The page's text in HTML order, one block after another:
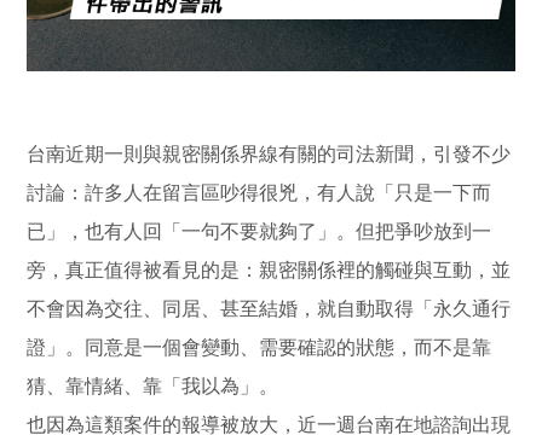
台南近期一則與親密關係界線有關的司法新聞，引發不少
討論：許多人在留言區吵得很兇，有人說「只是一下而
已」，也有人回「一句不要就夠了」。但把爭吵放到一
旁，真正值得被看見的是：親密關係裡的觸碰與互動，並
不會因為交往、同居、甚至結婚，就自動取得「永久通行
證」。同意是一個會變動、需要確認的狀態，而不是靠
猜、靠情緒、靠「我以為」。
也因為這類案件的報導被放大，近一週台南在地諮詢出現